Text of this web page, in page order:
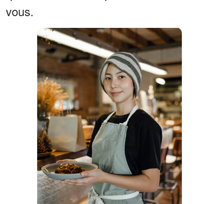
vous.